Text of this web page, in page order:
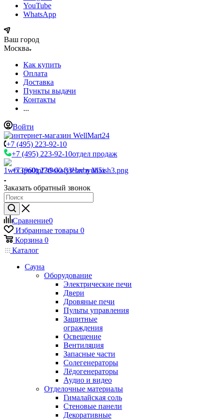
YouTube
WhatsApp
Ваш город
Москва
Как купить
Оплата
Доставка
Пункты выдачи
Контакты
...
Войти
+7 (495) 223-92-10
+7 (495) 223-92-10отдел продаж
+7 (960) 230-00-33Чат в Max
Заказать обратный звонок
Сравнение0
Избранные товары 0
Корзина 0
Каталог
Сауна
Оборудование
Электрические печи
Двери
Дровяные печи
Пульты управления
Защитные
ограждения
Освещение
Вентиляция
Запасные части
Солегенераторы
Лёдогенераторы
Аудио и видео
Отделочные материалы
Гималайская соль
Стеновые панели
Декоративные